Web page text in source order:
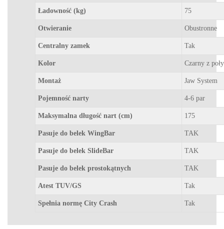
Ładowność (kg) 75
Otwieranie Obustronne
Centralny zamek Tak
Kolor Czarny z
Montaż Jaw System
Pojemność narty 4-6 par
Maksymalna długość nart (cm) 175
Pasuje do belek WingBar TAK
Pasuje do belek SlideBar TAK
Pasuje do belek prostokątnych TAK
Atest TUV/GS Tak
Spełnia normę City Crash Tak